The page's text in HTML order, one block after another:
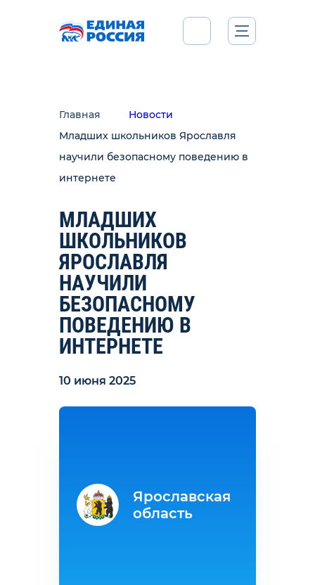
Главная
Новости
Младших школьников Ярославля
научили безопасному поведению в
интернете
МЛАДШИХ
ШКОЛЬНИКОВ
ЯРОСЛАВЛЯ
НАУЧИЛИ
БЕЗОПАСНОМУ
ПОВЕДЕНИЮ В
ИНТЕРНЕТЕ
10 июня 2025
Ярославская
область